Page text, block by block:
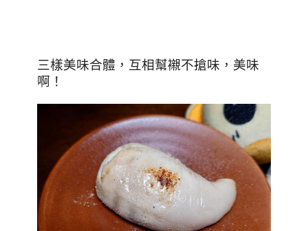
三樣美味合體，互相幫襯不搶味，美味
啊！